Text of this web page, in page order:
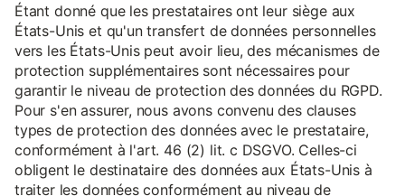
Étant donné que les prestataires ont leur siège aux
États-Unis et qu'un transfert de données personnelles
vers les États-Unis peut avoir lieu, des mécanismes de
protection supplémentaires sont nécessaires pour
garantir le niveau de protection des données du RGPD.
Pour s'en assurer, nous avons convenu des clauses
types de protection des données avec le prestataire,
conformément à l'art. 46 (2) lit. c DSGVO. Celles-ci
obligent le destinataire des données aux États-Unis à
traiter les données conformément au niveau de